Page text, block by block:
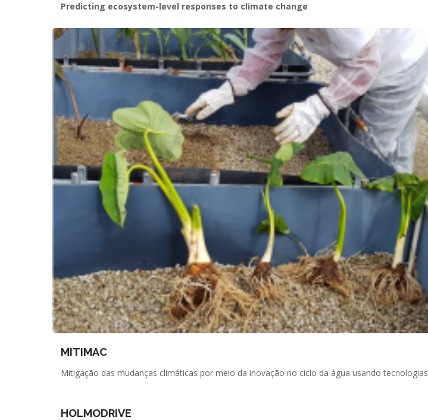
Predicting ecosystem-level responses to climate change
MITIMAC
Mitigação das mudanças climáticas por meio da inovação no ciclo da água usando tecnologias
HOLMODRIVE